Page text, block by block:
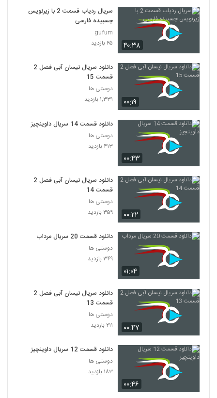
۴۰:۳۸
سریال ردیاب قسمت 2 با زیرنویس
چسبیده فارسی
gufum
۲۵ بازدید
۰۰:۱۹
دانلود سریال نیسان آبی فصل 2
قسمت 15
دوستی ها
۱,۳۳۱ بازدید
۰۰:۴۳
دانلود قسمت 14 سریال داوینچیز
دوستی ها
۴۱۳ بازدید
۰۰:۲۲
دانلود سریال نیسان آبی فصل 2
قسمت 14
دوستی ها
۳۵۹ بازدید
۰۱:۰۴
دانلود قسمت 20 سریال مرداب
دوستی ها
۳۴۹ بازدید
۰۰:۴۷
دانلود سریال نیسان آبی فصل 2
قسمت 13
دوستی ها
۲۱۱ بازدید
۰۰:۴۶
دانلود قسمت 12 سریال داوینچیز
دوستی ها
۱۸۳ بازدید